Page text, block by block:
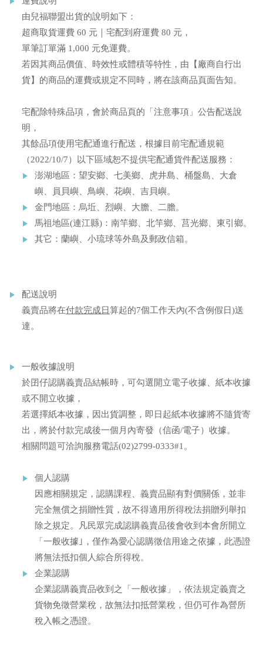
由兒福聯盟出貨的說明如下：
超商取貨運費 60 元｜宅配到府運費 80 元，
單筆訂單滿 1,000 元免運費。
若因其商品價值、時效性或體積等特性，由【廠商自行出
貨】的商品的運費或規定不同時，將在該商品頁面告知。
宅配除特殊品項，會於商品頁的「注意事項」公告配送說
明，
其餘品項使用宅配通進行配送，根據目前宅配通規範
（2022/10/7）以下區域恕不提供宅配通貨件配送服務：
澎湖地區：望安鄉、七美鄉、虎井島、桶盤島、大倉
嶼、員貝嶼、鳥嶼、花嶼、吉貝嶼。
金門地區：烏坵、烈嶼、大膽、二膽。
馬祖地區(連江縣)：南竿鄉、北竿鄉、莒光鄉、東引鄉。
其它：蘭嶼、小琉球等外島及郵政信箱。
配送說明
義賣品將在付款完成日算起的7個工作天內(不含例假日)送
達。
一般收據說明
於囝仔認購義賣品結帳時，可勾選開立電子收據、紙本收據
或不開立收據，
若選擇紙本收據，因出貨調整，即日起紙本收據將不隨貨寄
出，將於付款完成後一個月內寄發（信函/電子）收據。
相關問題可洽詢服務電話(02)2799-0333#1。
個人認購
因應相關規定，認購課程、義賣品顯有對價關係，並非
完全無償之捐贈性質，故不得適用所得稅法捐贈列舉扣
除之規定。凡民眾完成認購義賣品後會收到本會所開立
「一般收據｣，僅作為愛心認購徵信用途之依據，此憑證
將無法抵扣個人綜合所得稅。
企業認購
企業認購義賣品收到之「一般收據」，依法規定義賣之
貨物免徵營業稅，故無法扣抵營業稅，但仍可作為營所
稅入帳之憑證。